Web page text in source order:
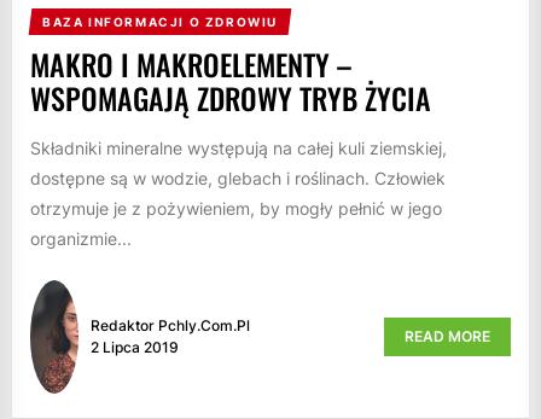
BAZA INFORMACJI O ZDROWIU
MAKRO I MAKROELEMENTY –
WSPOMAGAJĄ ZDROWY TRYB ŻYCIA
Składniki mineralne występują na całej kuli ziemskiej,
dostępne są w wodzie, glebach i roślinach. Człowiek
otrzymuje je z pożywieniem, by mogły pełnić w jego
organizmie...
Redaktor Pchly.com.pl
2 Lipca 2019
READ MORE